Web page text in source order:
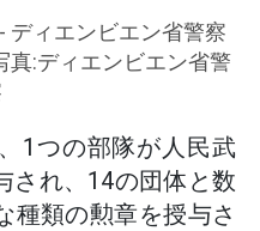
ディエンビエン省警察
真:ディエンビエン省警
1つの部隊が人民武
され、14の団体と数
種類の勲章を授与さ